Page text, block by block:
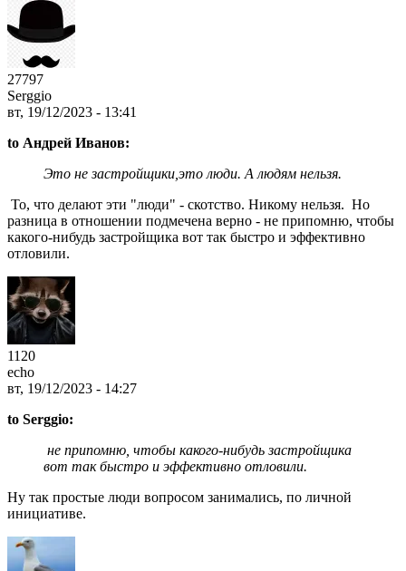
27797
Serggio
вт, 19/12/2023 - 13:41
to Андрей Иванов:
Это не застройщики,это люди. А людям нельзя.
То, что делают эти "люди" - скотство. Никому нельзя. Но
разница в отношении подмечена верно - не припомню, чтобы
какого-нибудь застройщика вот так быстро и эффективно
отловили.
1120
echo
вт, 19/12/2023 - 14:27
to Serggio:
не припомню, чтобы какого-нибудь застройщика
вот так быстро и эффективно отловили.
Ну так простые люди вопросом занимались, по личной
инициативе.